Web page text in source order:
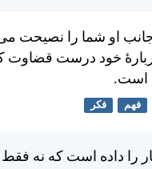
جانب او شما را نصيحت
خود درست قضاوت
است.
فهم فکر
را داده است كه نه فقط